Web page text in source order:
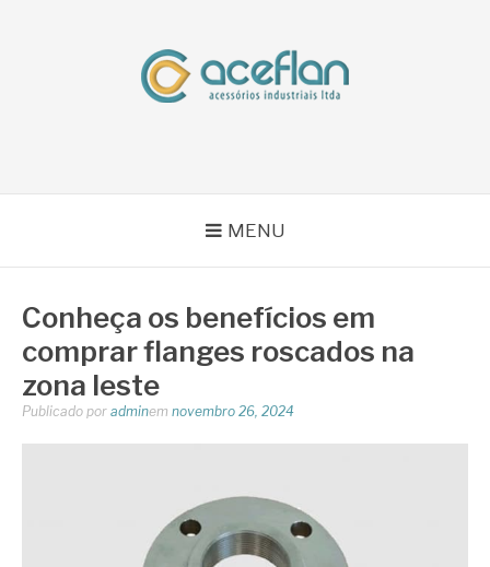
MENU
Conheça os benefícios em
comprar flanges roscados na
zona leste
Publicado por adminem novembro 26, 2024